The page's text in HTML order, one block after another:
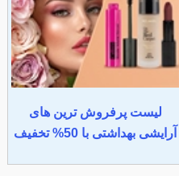
لیست پرفروش ترین های
آرایشی بهداشتی با 50% تخفیف